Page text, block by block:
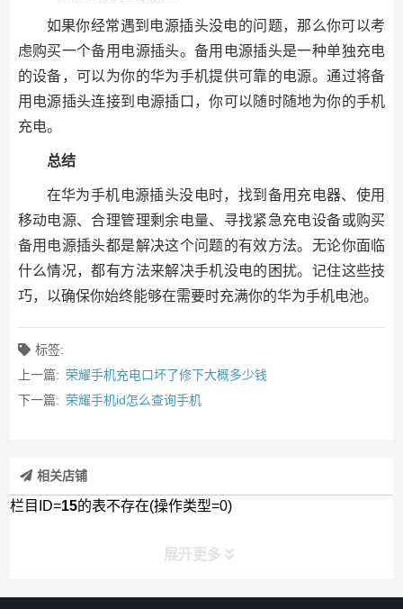
如果你经常遇到电源插头没电的问题，那么你可以考
虑购买一个备用电源插头。备用电源插头是一种单独充电
的设备，可以为你的华为手机提供可靠的电源。通过将备
用电源插头连接到电源插口，你可以随时随地为你的手机
充电。
总结
在华为手机电源插头没电时，找到备用充电器、使用
移动电源、合理管理剩余电量、寻找紧急充电设备或购买
备用电源插头都是解决这个问题的有效方法。无论你面临
什么情况，都有方法来解决手机没电的困扰。记住这些技
巧，以确保你始终能够在需要时充满你的华为手机电池。
标签:
上一篇: 荣耀手机充电口坏了修下大概多少钱
下一篇: 荣耀手机id怎么查询手机
相关店铺
栏目ID=15的表不存在(操作类型=0)
展开更多